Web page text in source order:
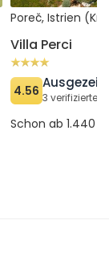
Poreč, Istrien
Villa Perci
4.56 3 verifizierte
Schon ab 1.440